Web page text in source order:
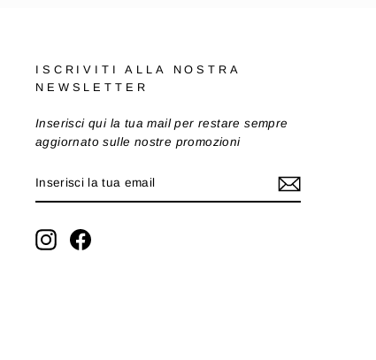
ISCRIVITI ALLA NOSTRA
NEWSLETTER
Inserisci qui la tua mail per restare sempre
aggiornato sulle nostre promozioni
LA
TUA
InstagramFacebook